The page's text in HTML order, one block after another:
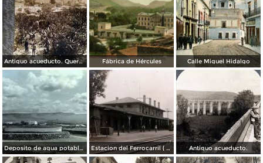
Antiguo acueducto. Querétaro Fábrica de Hércules Calle Miguel Hidalgo
Deposito de agua potable ( Circulada el 11 de Diciembre de 1920 ). Estacion del Ferrocarril ( Circulada el 19 de Diciembre de 1927 ). Antiguo acueducto.